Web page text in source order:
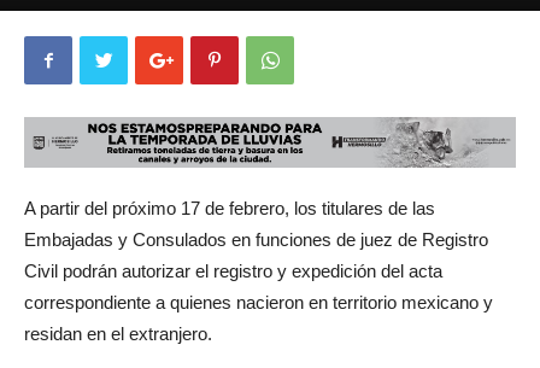
A partir del próximo 17 de febrero, los titulares de las
Embajadas y Consulados en funciones de juez de Registro
Civil podrán autorizar el registro y expedición del acta
correspondiente a quienes nacieron en territorio mexicano y
residan en el extranjero.